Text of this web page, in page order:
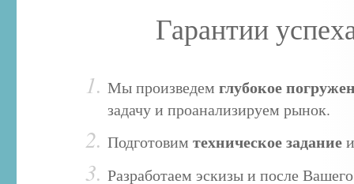
Гарантии
Мы произведем глубокое
задачуи проанализируем рынок.
Подготовим техническое задание
Разработаем эскизы и после Вашего